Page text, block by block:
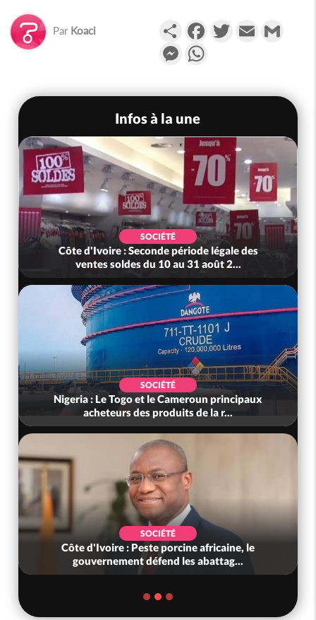
Par Koaci PartagerFacebookTwitterEmail
Messenger
Infos à la une
SOCIÉTÉ
Côte d'Ivoire : Seconde période légale des
ventes soldes du 10 au 31 août 2...
SOCIÉTÉ
Nigeria : Le Togo et le Cameroun principaux
acheteurs des produits de la r...
SOCIÉTÉ
Côte d'Ivoire : Peste porcine africaine, le
gouvernement défend les abattag...